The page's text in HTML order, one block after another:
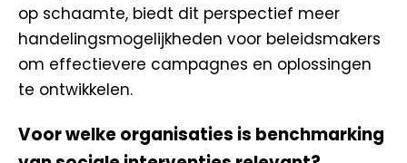
op schaamte, biedt dit perspectief meer
handelingsmogelijkheden voor beleidsmakers
om effectievere campagnes en oplossingen
te ontwikkelen.
Voor welke organisaties is benchmarking